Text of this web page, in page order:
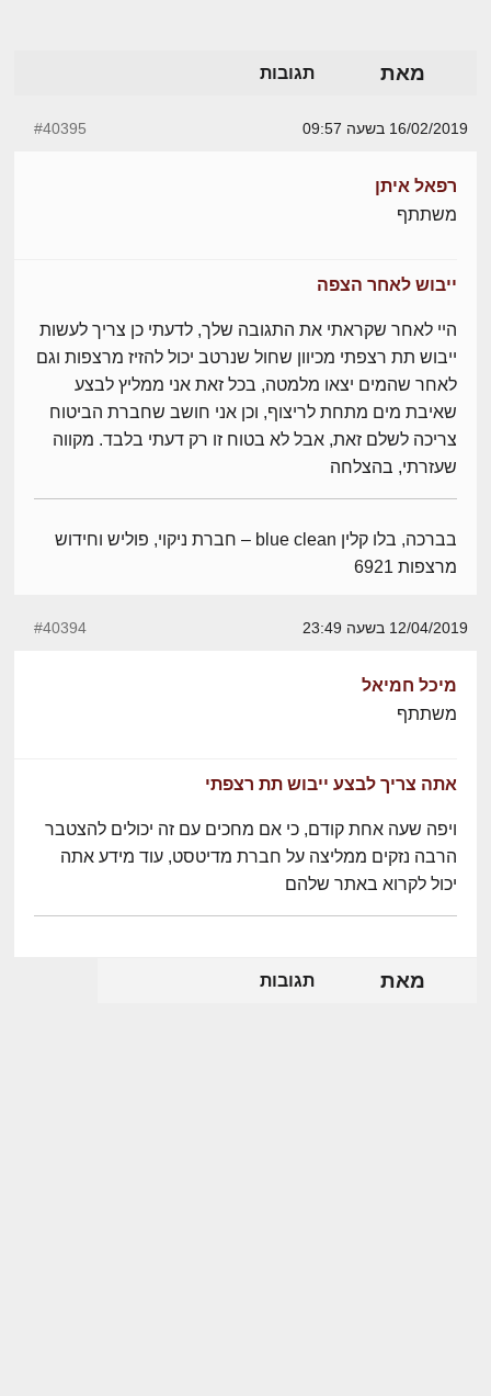
מאת תגובות
16/02/2019 בשעה 09:57 #40395
רפאל איתן
משתתף
ייבוש לאחר הצפה
היי לאחר שקראתי את התגובה שלך, לדעתי כן צריך לעשות
ייבוש תת רצפתי מכיוון שחול שנרטב יכול להזיז מרצפות וגם
לאחר שהמים יצאו מלמטה, בכל זאת אני ממליץ לבצע
שאיבת מים מתחת לריצוף, וכן אני חושב שחברת הביטוח
צריכה לשלם זאת, אבל לא בטוח זו רק דעתי בלבד. מקווה
שעזרתי, בהצלחה
בברכה, בלו קלין blue clean – חברת ניקוי, פוליש וחידוש
מרצפות 6921
12/04/2019 בשעה 23:49 #40394
מיכל חמיאל
משתתף
אתה צריך לבצע ייבוש תת רצפתי
ויפה שעה אחת קודם, כי אם מחכים עם זה יכולים להצטבר
הרבה נזקים ממליצה על חברת מדיטסט, עוד מידע אתה
יכול לקרוא באתר שלהם
מאת תגובות